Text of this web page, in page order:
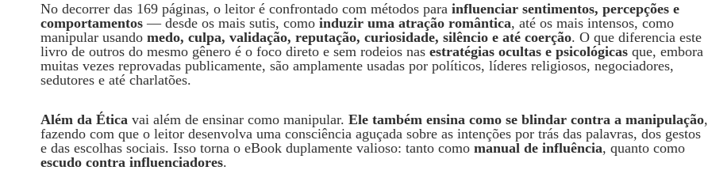
No decorrer das 169 páginas, o leitor é confrontado com métodos para influenciar sentimentos, percepções e
comportamentos — desde os mais sutis, como induzir uma atração romântica, até os mais intensos, como
manipular usando medo, culpa, validação, reputação, curiosidade, silêncio e até coerção. O que diferencia este
livro de outros do mesmo gênero é o foco direto e sem rodeios nas estratégias ocultas e psicológicas que, embora
muitas vezes reprovadas publicamente, são amplamente usadas por políticos, líderes religiosos, negociadores,
sedutores e até charlatões.
Além da Ética vai além de ensinar como manipular. Ele também ensina como se blindar contra a manipulação,
fazendo com que o leitor desenvolva uma consciência aguçada sobre as intenções por trás das palavras, dos gestos
e das escolhas sociais. Isso torna o eBook duplamente valioso: tanto como manual de influência, quanto como
escudo contra influenciadores.